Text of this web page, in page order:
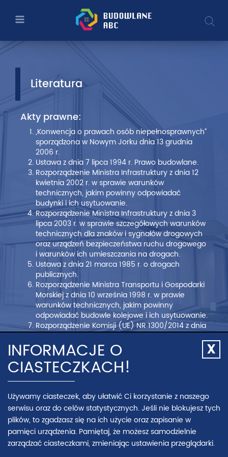
do
głównej
Literatura
Budowlane
ABC
Ministerstwo
Rozwoju
Technologii
do
menu
Literatura
Akty prawne:
„Konwencja o prawach osób niepełnosprawnych”
sporządzona w Nowym Jorku dnia 13 grudnia
2006 r.
Ustawa z dnia 7 lipca 1994 r. Prawo budowlane.
Rozporządzenie Ministra Infrastruktury z dnia 12
kwietnia 2002 r. w sprawie warunków
technicznych, jakim powinny odpowiadać
budynki i ich usytuowanie.
Rozporządzenie Ministra Infrastruktury z dnia 3
lipca 2003 r. w sprawie szczegółowych warunków
technicznych dla znaków i sygnałów drogowych
oraz urządzeń bezpieczeństwa ruchu drogowego
i warunków ich umieszczania na drogach.
Ustawa z dnia 21 marca 1985 r. o drogach
publicznych.
Rozporządzenie Ministra Transportu i Gospodarki
Morskiej z dnia 10 września 1998 r. w prawie
warunków technicznych, jakim powinny
odpowiadać budowle kolejowe i ich usytuowanie.
Rozporządzenie Komisji (UE) NR 1300/2014 z dnia
18 listopada 2014 r. w sprawie technicznych
specyfikacji interoperacyjności odnoszących się
do dostępności systemu kolei Unii dla osób
niepełnosprawnych i osób o ograniczonej
Inne dokumenty:
Fundacja Laboratorium Architektury 60+ skład
zespołu: Benek I., Labus A., Kampka M. (red.)
„Wytyczne w zakresie projektowania
INFORMACJE O
CIASTECZKACH!
Używamy ciasteczek, aby ułatwić Ci korzystanie z naszego
serwisu oraz do celów statystycznych. Jeśli nie blokujesz tych
plików, to zgadzasz się na ich użycie oraz zapisanie w
pamięci urządzenia. Pamiętaj, że możesz samodzielnie
zarządzać ciasteczkami, zmieniając ustawienia przeglądarki.